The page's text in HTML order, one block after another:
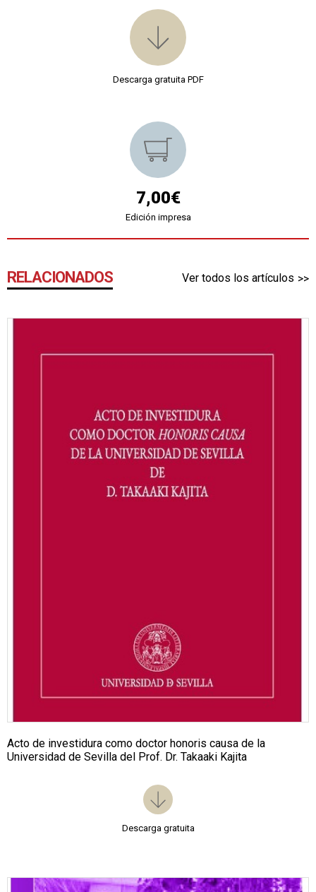
Descarga gratuita PDF
7,00€
Edición impresa
RELACIONADOS Ver todos los artículos
Acto de investidura como doctor honoris causa de la
Universidad de Sevilla del Prof. Dr. Takaaki Kajita
Descarga gratuita